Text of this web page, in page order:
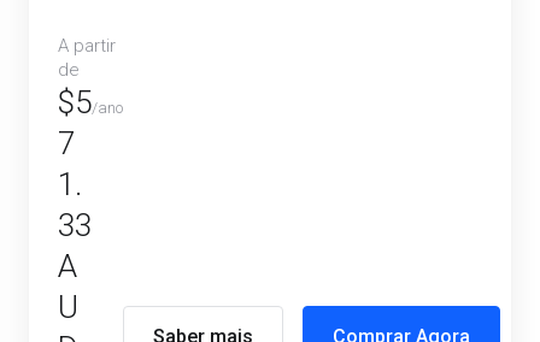
A partir
de
$5
7
1.
33
A
U
/ano
Saber mais Comprar Agora